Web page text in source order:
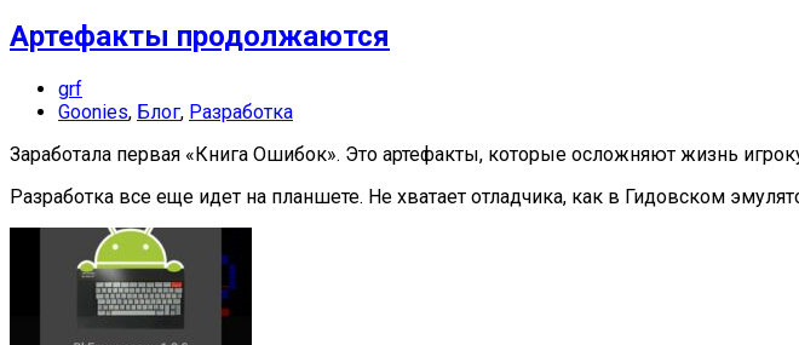
Артефакты продолжаются
grf
Goonies, Блог, Разработка
Заработала первая «Книга Ошибок». Это артефакты, которые осложняют жизнь
Разработка все еще идет на планшете. Не хватает отладчика, как в Гидовском